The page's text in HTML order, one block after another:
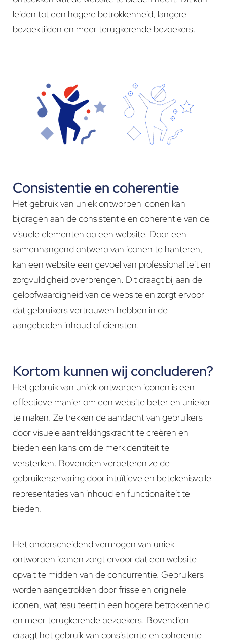
leiden tot een hogere betrokkenheid, langere
bezoektijden en meer terugkerende bezoekers.
Consistentie en coherentie
Het gebruik van uniek ontworpen iconen kan
bijdragen aan de consistentie en coherentie van de
visuele elementen op een website. Door een
samenhangend ontwerp van iconen te hanteren,
kan een website een gevoel van professionaliteit en
zorgvuldigheid overbrengen. Dit draagt bij aan de
geloofwaardigheid van de website en zorgt ervoor
dat gebruikers vertrouwen hebben in de
aangeboden inhoud of diensten.
Kortom kunnen wij concluderen?
Het gebruik van uniek ontworpen iconen is een
effectieve manier om een website beter en unieker
te maken. Ze trekken de aandacht van gebruikers
door visuele aantrekkingskracht te creëren en
bieden een kans om de merkidentiteit te
versterken. Bovendien verbeteren ze de
gebruikerservaring door intuïtieve en betekenisvolle
representaties van inhoud en functionaliteit te
bieden.
Het onderscheidend vermogen van uniek
ontworpen iconen zorgt ervoor dat een website
opvalt te midden van de concurrentie. Gebruikers
worden aangetrokken door frisse en originele
iconen, wat resulteert in een hogere betrokkenheid
en meer terugkerende bezoekers. Bovendien
draagt het gebruik van consistente en coherente